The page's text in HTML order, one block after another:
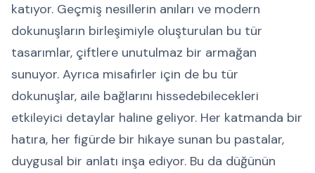
katıyor. Geçmiş nesillerin anıları ve modern
dokunuşların birleşimiyle oluşturulan bu tür
tasarımlar, çiftlere unutulmaz bir armağan
sunuyor. Ayrıca misafirler için de bu tür
dokunuşlar, aile bağlarını hissedebilecekleri
etkileyici detaylar haline geliyor. Her katmanda bir
hatıra, her figürde bir hikaye sunan bu pastalar,
duygusal bir anlatı inşa ediyor. Bu da düğünün